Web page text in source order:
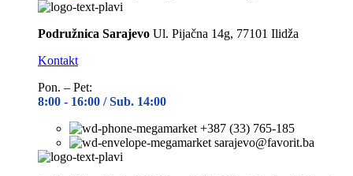
Podružnica Sarajevo Ul. Pijačna 14g, 77101 Ilidža
Kontakt
Pon. – Pet:
8:00 - 16:00 / Sub. 14:00
+387 (33) 765-185
sarajevo@favorit.ba